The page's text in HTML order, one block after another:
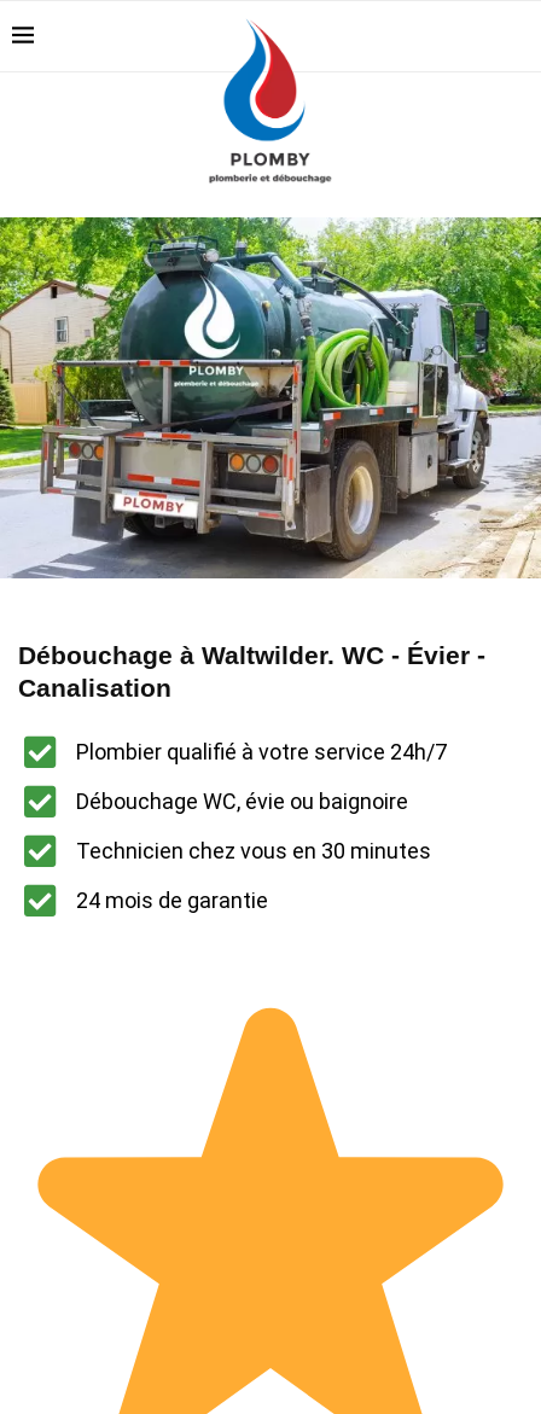
Débouchage à Waltwilder. WC - Évier -
Canalisation
Plombier qualifié à votre service 24h/7
Débouchage WC, évie ou baignoire
Technicien chez vous en 30 minutes
24 mois de garantie